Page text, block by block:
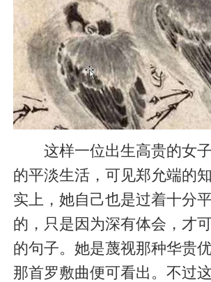
这样一位出生高贵的女子
的平淡生活，可见郑允端的
实上，她自己也是过着十分
的，只是因为深有体会，才
的句子。她是蔑视那种华贵
那首罗敷曲便可看出。不过